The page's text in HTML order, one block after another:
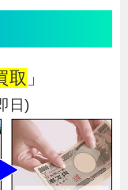
取 」
日)